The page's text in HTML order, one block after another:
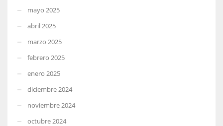
mayo 2025
abril 2025
marzo 2025
febrero 2025
enero 2025
diciembre 2024
noviembre 2024
octubre 2024